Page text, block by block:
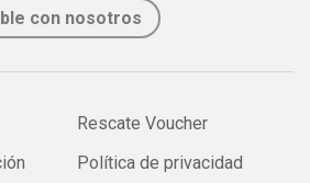
con nosotros
Rescate Voucher
Política de privacidad